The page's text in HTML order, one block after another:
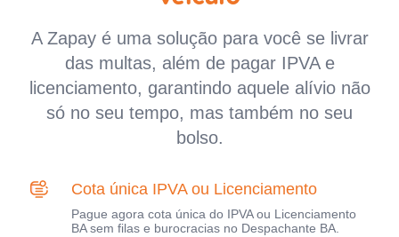
A Zapay é uma solução para você se livrar
das multas, além de pagar IPVA e
licenciamento, garantindo aquele alívio não
só no seu tempo, mas também no seu
bolso.
Cota única IPVA ou Licenciamento
Pague agora cota única do IPVA ou Licenciamento
BA sem filas e burocracias no Despachante BA.